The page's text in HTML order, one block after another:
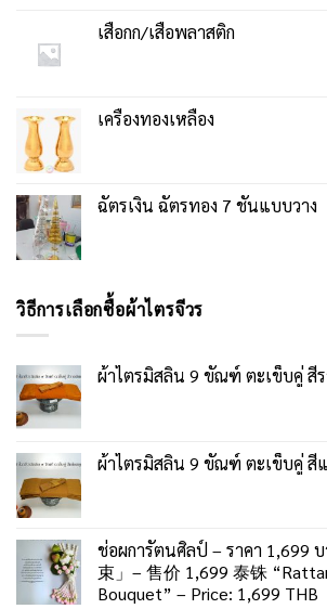
เสื่อกก/เสื่อพลาสติก
เครื่องทองเหลือง
ฉัตรเงิน ฉัตรทอง 7 ชั้นแบบวาง
วิธีการเลือกซื้อผ้าไตรจีวร
ผ้าไตรมิสลิน 9 ขัณฑ์ ตะเข็บคู่ สี
ผ้าไตรมิสลิน 9 ขัณฑ์ ตะเข็บคู่
ช่อผการัตนศิลป์ – ราคา 1,699
束」– 售价 1,699 泰铢
Bouquet” – Price: 1,699 THB